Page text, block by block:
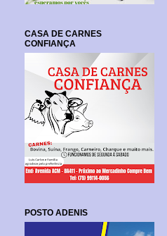
CASA DE CARNES
CONFIANÇA
POSTO ADENIS